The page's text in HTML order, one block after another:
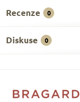
Recenze 0
Diskuse 0